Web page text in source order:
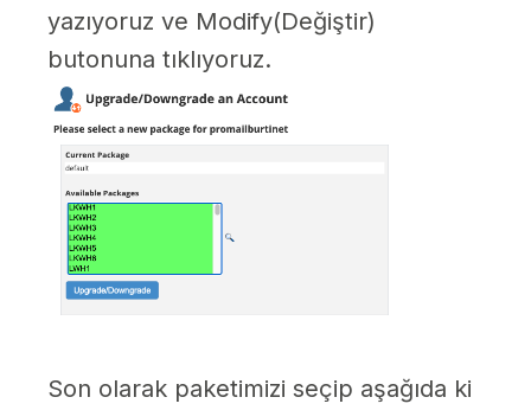
yazıyoruz ve Modify(Değiştir)
butonuna tıklıyoruz.
Son olarak paketimizi seçip aşağıda ki